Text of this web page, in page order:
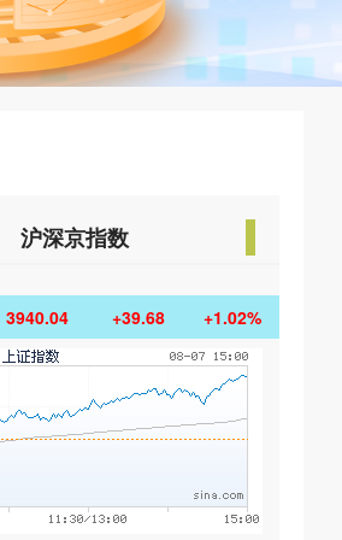
沪深京指数
3940.04 +39.68 +1.02%